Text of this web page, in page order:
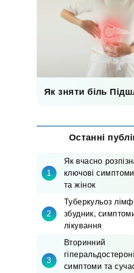
Як зняти біль
Останні
Як вчасно
ключові симптоми
та жінок
Туберкульоз
збудник,
лікування
Вторинний
симптоми та